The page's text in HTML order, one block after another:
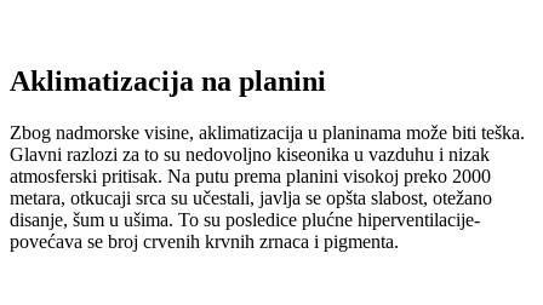
Aklimatizacija na planini
Zbog nadmorske visine, aklimatizacija u planinama može biti teška.
Glavni razlozi za to su nedovoljno kiseonika u vazduhu i nizak
atmosferski pritisak. Na putu prema planini visokoj preko 2000
metara, otkucaji srca su učestali, javlja se opšta slabost, otežano
disanje, šum u ušima. To su posledice plućne hiperventilacije-
povećava se broj crvenih krvnih zrnaca i pigmenta.